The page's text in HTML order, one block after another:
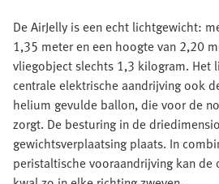
De AirJelly is een echt lichtgewicht:
1,35 meter en een hoogte van 2,20
vliegobject slechts 1,3 kilogram. Het
centrale elektrische aandrijving ook
helium gevulde ballon, die voor de
zorgt. De besturing in de
gewichtsverplaatsing plaats. In
peristaltische vooraandrijving kan